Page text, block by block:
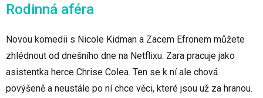
Rodinná aféra
Novou komedii s Nicole Kidman a Zacem Efronem můžete
zhlédnout od dnešního dne na Netflixu. Zara pracuje jako
asistentka herce Chrise Colea. Ten se k ní ale chová
povýšeně a neustále po ní chce věci, které jsou už za hranou.